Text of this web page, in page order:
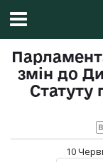
змін до
Статуту
10